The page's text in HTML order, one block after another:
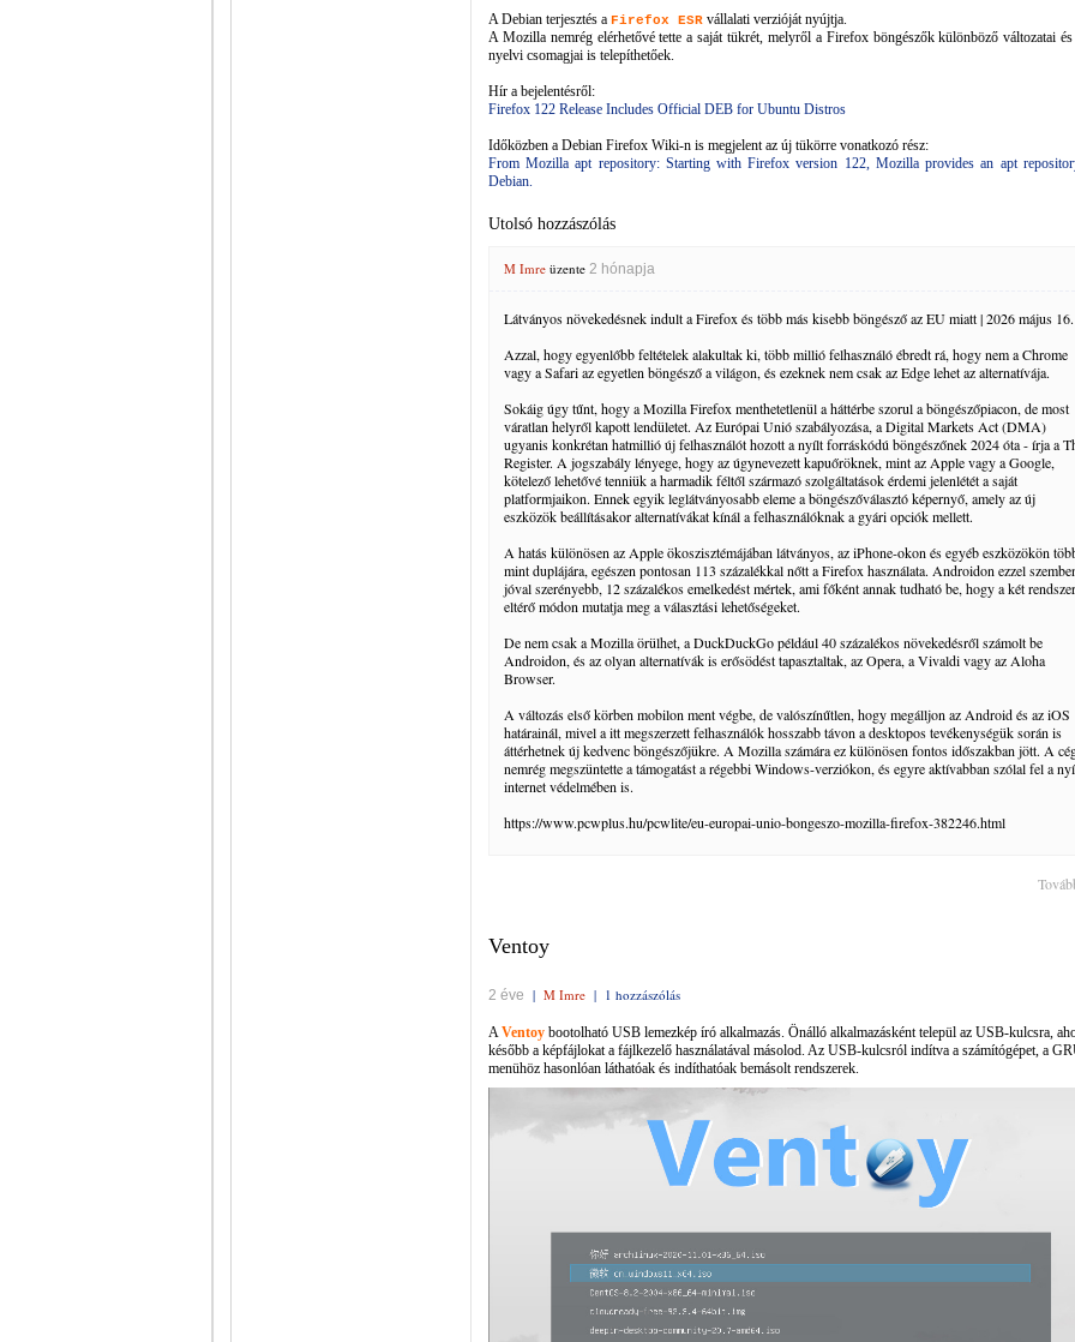
A Debian terjesztés a Firefox ESR vállalati verzióját nyújtja.
A Mozilla nemrég elérhetővé tette a saját tükrét, melyről a Firefox böngészők különböző változatai
nyelvi csomagjai is telepíthetőek.
Hír a bejelentésről:
Firefox 122 Release Includes Official DEB for Ubuntu Distros
Időközben a Debian Firefox Wiki-n is megjelent az új tükörre vonatkozó rész:
From Mozilla apt repository: Starting with Firefox version 122, Mozilla provides an apt
Debian.
Utolsó hozzászólás
M Imre üzente 2 hónapja
Látványos növekedésnek indult a Firefox és több más kisebb böngésző az EU miatt | 2026 május 16.
Azzal, hogy egyenlőbb feltételek alakultak ki, több millió felhasználó ébredt rá, hogy nem a Chrome
vagy a Safari az egyetlen böngésző a világon, és ezeknek nem csak az Edge lehet az alternatívája.
Sokáig úgy tűnt, hogy a Mozilla Firefox menthetetlenül a háttérbe szorul a böngészőpiacon, de most
váratlan helyről kapott lendületet. Az Európai Unió szabályozása, a Digital Markets Act (DMA)
ugyanis konkrétan hatmillió új felhasználót hozott a nyílt forráskódú böngészőnek 2024 óta - írja a
Register. A jogszabály lényege, hogy az úgynevezett kapuőröknek, mint az Apple vagy a Google,
kötelező lehetővé tenniük a harmadik féltől származó szolgáltatások érdemi jelenlétét a saját
platformjaikon. Ennek egyik leglátványosabb eleme a böngészőválasztó képernyő, amely az új
eszközök beállításakor alternatívákat kínál a felhasználóknak a gyári opciók mellett.
A hatás különösen az Apple ökoszisztémájában látványos, az iPhone-okon és egyéb eszközökön
mint duplájára, egészen pontosan 113 százalékkal nőtt a Firefox használata. Androidon ezzel
jóval szerényebb, 12 százalékos emelkedést mértek, ami főként annak tudható be, hogy a két rendszer
eltérő módon mutatja meg a választási lehetőségeket.
De nem csak a Mozilla örülhet, a DuckDuckGo például 40 százalékos növekedésről számolt be
Androidon, és az olyan alternatívák is erősödést tapasztaltak, az Opera, a Vivaldi vagy az Aloha
Browser.
A változás első körben mobilon ment végbe, de valószínűtlen, hogy megálljon az Android és az iOS
határainál, mivel a itt megszerzett felhasználók hosszabb távon a desktopos tevékenységük során is
áttérhetnek új kedvenc böngészőjükre. A Mozilla számára ez különösen fontos időszakban jött. A
nemrég megszüntette a támogatást a régebbi Windows-verziókon, és egyre aktívabban szólal fel a
internet védelmében is.
https://www.pcwplus.hu/pcwlite/eu-europai-unio-bongeszo-mozilla-firefox-382246.html
Ventoy
2 éve | M Imre | 1 hozzászólás
AVentoy bootolható USB lemezkép író alkalmazás. Önálló alkalmazásként települ az USB-kulcsra,
később a képfájlokat a fájlkezelő használatával másolod. Az USB-kulcsról indítva a számítógépet, a
menühöz hasonlóan láthatóak és indíthatóak bemásolt rendszerek.